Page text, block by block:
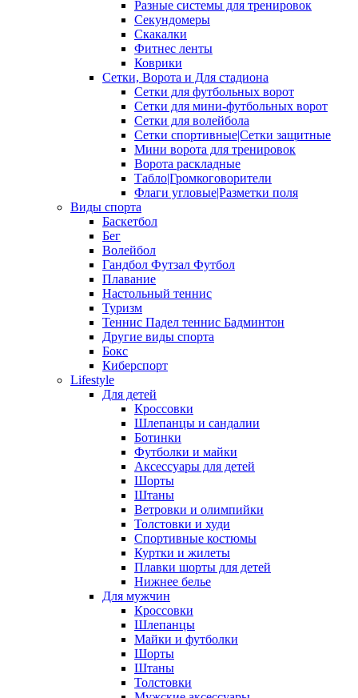
Разные системы для тренировок
Секундомеры
Скакалки
Фитнес ленты
Коврики
Сетки, Ворота и Для стадиона
Сетки для футбольных ворот
Сетки для мини-футбольных ворот
Сетки для волейбола
Сетки спортивные|Сетки защитные
Мини ворота для тренировок
Ворота раскладные
Табло|Громкоговорители
Флаги угловые|Разметки поля
Виды спорта
Баскетбол
Бег
Волейбол
Гандбол Футзал Футбол
Плавание
Настольный теннис
Туризм
Теннис Падел теннис Бадминтон
Другие виды спорта
Бокс
Киберспорт
Lifestyle
Для детей
Кроссовки
Шлепанцы и сандалии
Ботинки
Футболки и майки
Аксессуары для детей
Шорты
Штаны
Ветровки и олимпийки
Толстовки и худи
Спортивные костюмы
Куртки и жилеты
Плавки шорты для детей
Нижнее белье
Для мужчин
Кроссовки
Шлепанцы
Майки и футболки
Шорты
Штаны
Толстовки